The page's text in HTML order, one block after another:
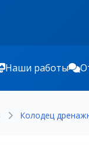
Наши работы
Колодец